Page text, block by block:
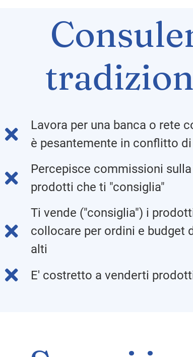
Lavora per una banca o rete
è pesantemente in conflitto
Percepisce commissioni
prodotti che ti "consiglia"
Ti vende ("consiglia") i
collocare per ordini e budget
alti
E' costretto a venderti